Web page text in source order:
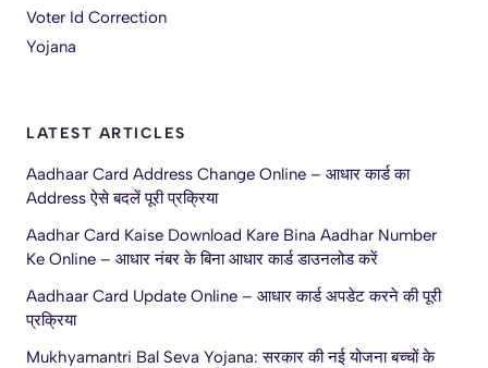
Voter Id Correction
Yojana
LATEST ARTICLES
Aadhaar Card Address Change Online – आधार कार्ड का
Address ऐसे बदलें पूरी प्रक्रिया
Aadhar Card Kaise Download Kare Bina Aadhar Number
Ke Online – आधार नंबर के बिना आधार कार्ड डाउनलोड करें
Aadhaar Card Update Online – आधार कार्ड अपडेट करने की पूरी
प्रक्रिया
Mukhyamantri Bal Seva Yojana: सरकार की नई योजना बच्चों के